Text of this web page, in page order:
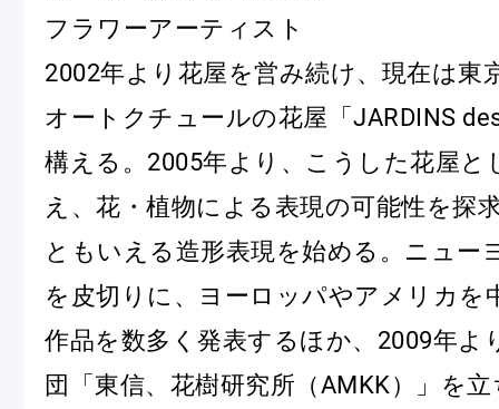
国内ブティック一覧 海外ブ
ガイド
ログイン
ショッピングバッグ
フラワーアーティスト
2002年より花屋を営み続け、現在は東
オートクチュールの花屋「JARDINS
構える。2005年より、こうした花屋と
え、花・植物による表現の可能性を探
ともいえる造形表現を始める。ニュー
を皮切りに、ヨーロッパやアメリカを
作品を数多く発表するほか、2009年よ
団「東信、花樹研究所（AMKK）」を